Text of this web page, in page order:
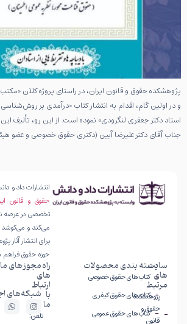
پژوهشکده حقوق و قانون ایران، در راستای پروژه کلان
و در اولین گام، اقدام به انتشار کتاب «درآمدی بر
استاد دکتر جعفری لنگرودی» نموده است. از این رو، تألیف
جناب آقای دکتر علیرضا آبین (دکتری حقوق خصوصی و عضو
انتشارات داد و
حقوق و قانون
تخصصی در عرصه
می‌کند و می‌کوشد
برای انتشار آثار
حوزه حقوق فراهم
سایت
های
مرتبط
پژوهشکده
حقوق و
قانون
دسته بندی محصولات
کتاب های حقوق خصوصی
کتاب های حقوق کیفری
کتاب های حقوق عمومی
راه
های
ارتباط
با
ما
تلفن:
مجوز های ما
شبکه‌های